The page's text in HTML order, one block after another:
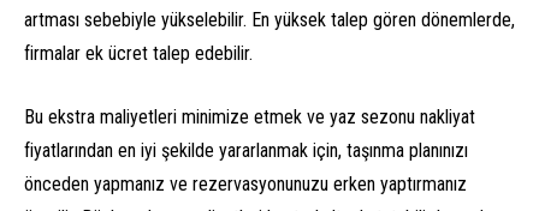
artması sebebiyle yükselebilir. En yüksek talep gören dönemlerde,
firmalar ek ücret talep edebilir.
Bu ekstra maliyetleri minimize etmek ve yaz sezonu nakliyat
fiyatlarından en iyi şekilde yararlanmak için, taşınma planınızı
önceden yapmanız ve rezervasyonunuzu erken yaptırmanız